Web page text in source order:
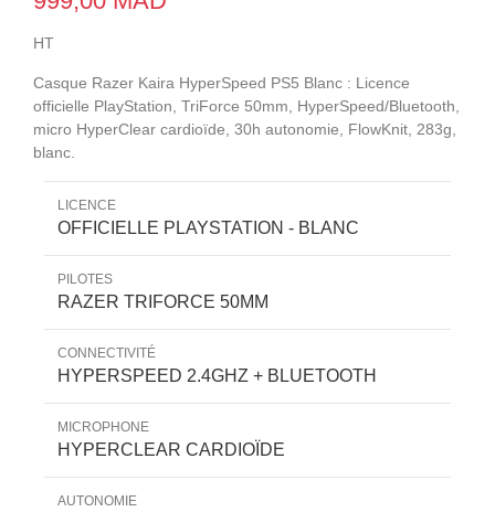
HT
Casque Razer Kaira HyperSpeed PS5 Blanc : Licence
officielle PlayStation, TriForce 50mm, HyperSpeed/Bluetooth,
micro HyperClear cardioïde, 30h autonomie, FlowKnit, 283g,
blanc.
LICENCE
OFFICIELLE PLAYSTATION - BLANC
PILOTES
RAZER TRIFORCE 50MM
CONNECTIVITÉ
HYPERSPEED 2.4GHZ + BLUETOOTH
MICROPHONE
HYPERCLEAR CARDIOÏDE
AUTONOMIE